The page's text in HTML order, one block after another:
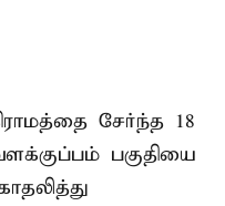
சேர்ந்த 18
பகுதியை